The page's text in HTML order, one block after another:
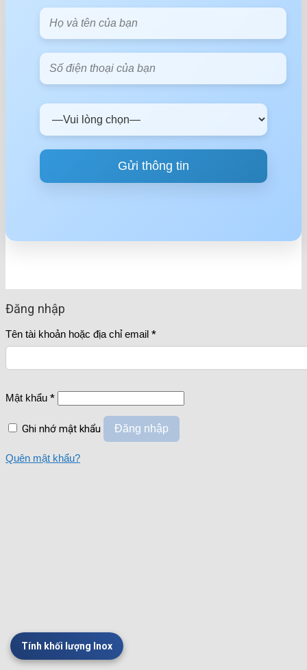
Tính khối lượng Inox
Đăng nhập
Tên tài khoản hoặc địa chỉ email *
Mật khẩu *
Ghi nhớ mật khẩu Đăng nhập
Quên mật khẩu?